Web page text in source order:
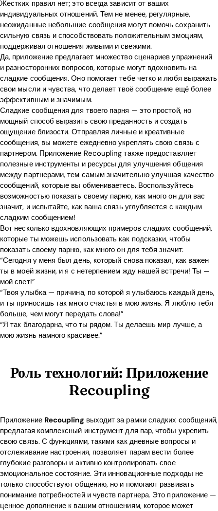
Blog
Download
Жестких правил нет; это всегда зависит от ваших
индивидуальных отношений. Тем не менее, регулярные,
неожиданные небольшие сообщения могут помочь сохранить
сильную связь и способствовать положительным эмоциям,
поддерживая отношения живыми и свежими.
Да, приложение предлагает множество сценариев упражнений
и разносторонних вопросов, которые могут вдохновить на
сладкие сообщения. Оно помогает тебе четко и любя выражать
свои мысли и чувства, что делает твоё сообщение ещё более
эффективным и значимым.
Сладкие сообщения для твоего парня — это простой, но
мощный способ выразить свою преданность и создать
ощущение близости. Отправляя личные и креативные
сообщения, вы можете ежедневно укреплять свою связь с
партнером. Приложение Recoupling также предоставляет
полезные инструменты и ресурсы для улучшения общения
между партнерами, тем самым значительно улучшая качество
сообщений, которые вы обмениваетесь. Воспользуйтесь
возможностью показать своему парню, как много он для вас
значит, и испытайте, как ваша связь углубляется с каждым
сладким сообщением!
Вот несколько вдохновляющих примеров сладких сообщений,
которые ты можешь использовать как подсказки, чтобы
показать своему парню, как много он для тебя значит:
“Сегодня у меня был день, который снова показал, как важен
ты в моей жизни, и я с нетерпением жду нашей встречи! Ты —
мой свет!”
“Твоя улыбка — причина, по которой я улыбаюсь каждый день,
и ты приносишь так много счастья в мою жизнь. Я люблю тебя
больше, чем могут передать слова!”
“Я так благодарна, что ты рядом. Ты делаешь мир лучше, а
мою жизнь намного красивее.”
Роль технологий: Приложение
Recoupling
Приложение Recouplingвыходит за рамки сладких сообщений,
предлагая комплексный инструмент для пар, чтобы укрепить
свою связь. С функциями, такими как дневные вопросы и
отслеживание настроения, позволяет парам вести более
глубокие разговоры и активно контролировать свое
эмоциональное состояние. Эти инновационные подходы не
только способствуют общению, но и помогают развивать
понимание потребностей и чувств партнера. Это приложение —
ценное дополнение к вашим отношениям, которое может